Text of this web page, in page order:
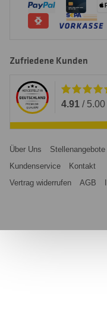
Zufriedene Kunden
4.91 / 5.00
Über Uns Stellenangebote
Kundenservice
Kontakt
Vertrag widerrufen
AGB